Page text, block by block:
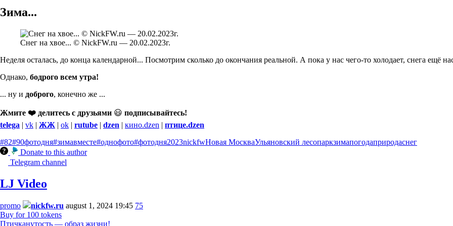
Зима...
Снег на хвое... © NickFW.ru — 20.02.2023г.
Неделя осталась, до конца календарной... Посмотрим сколько до окончания реальной. А пока у нас чего-то холодает, снега ещё
Однако, бодрого всем утра!
... ну и доброго, конечно же ...
Жмите ❤️ делитесь с друзьями 😃 подписывайтесь!
telega | vk | ЖЖ | ok | rutube | dzen | кино.dzen | птице.dzen
#82#90фотодня#зимавместе#однофото#фотодня2023nickfwНовая МоскваУльяновский лесопаркзимапогодаприродаснег
Donate to this author
Telegram channel
LJ Video
promo nickfw.ru august 1, 2024 19:45 75
Buy for 100 tokens
Птичканутость — образ жизни!